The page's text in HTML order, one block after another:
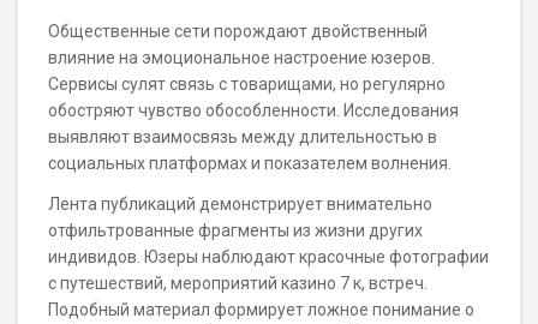
Общественные сети порождают двойственный
влияние на эмоциональное настроение юзеров.
Сервисы сулят связь с товарищами, но регулярно
обостряют чувство обособленности. Исследования
выявляют взаимосвязь между длительностью в
социальных платформах и показателем волнения.
Лента публикаций демонстрирует внимательно
отфильтрованные фрагменты из жизни других
индивидов. Юзеры наблюдают красочные фотографии
с путешествий, мероприятий казино 7 к, встреч.
Подобный материал формирует ложное понимание о